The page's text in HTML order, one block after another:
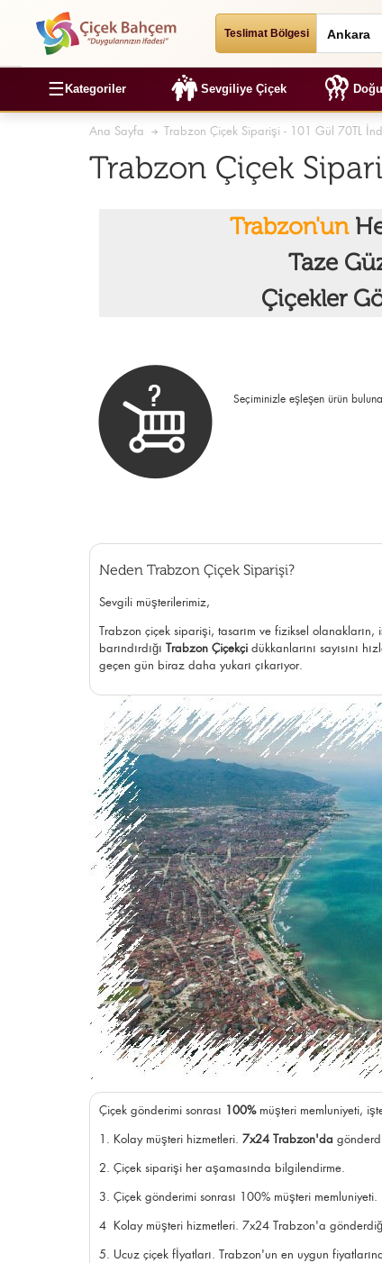
Teslimat Bölgesi
☰ Kategoriler Sevgiliye Çiçek
Ana Sayfa Trabzon Çiçek Siparişi - 101 Gül 70TL
Trabzon Çiçek
Trabzon'un
Taze
Çiçekler
Seçiminizle eşleşen ürün
Neden Trabzon Çiçek Siparişi?
Sevgili müşterilerimiz,
Trabzon çiçek siparişi, tasarım ve fiziksel
barındırdığı Trabzon Çiçekçi dükkanlarını sayısını
geçen gün biraz daha yukarı çıkarıyor.
Çiçek gönderimi sonrası 100% müşteri memluniyeti,
1. Kolay müşteri hizmetleri. 7x24 Trabzon'da
2. Çiçek siparişi her aşamasında bilgilendirme.
3. Çiçek gönderimi sonrası 100% müşteri memluniyeti.
4 Kolay müşteri hizmetleri. 7x24 Trabzon'a
5. Ucuz çiçek fİyatları. Trabzon'un en uygun